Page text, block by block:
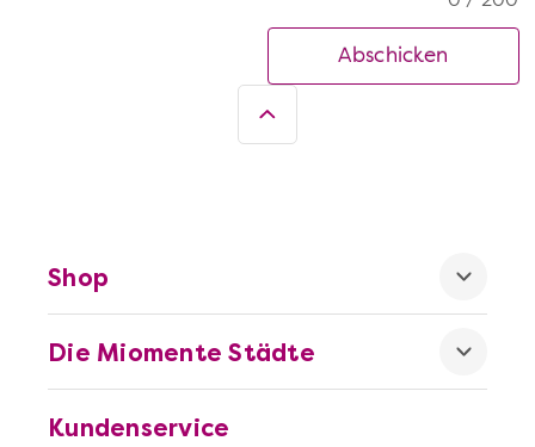
Abschicken
Kundenservice
Die Miomente Städte
Shop